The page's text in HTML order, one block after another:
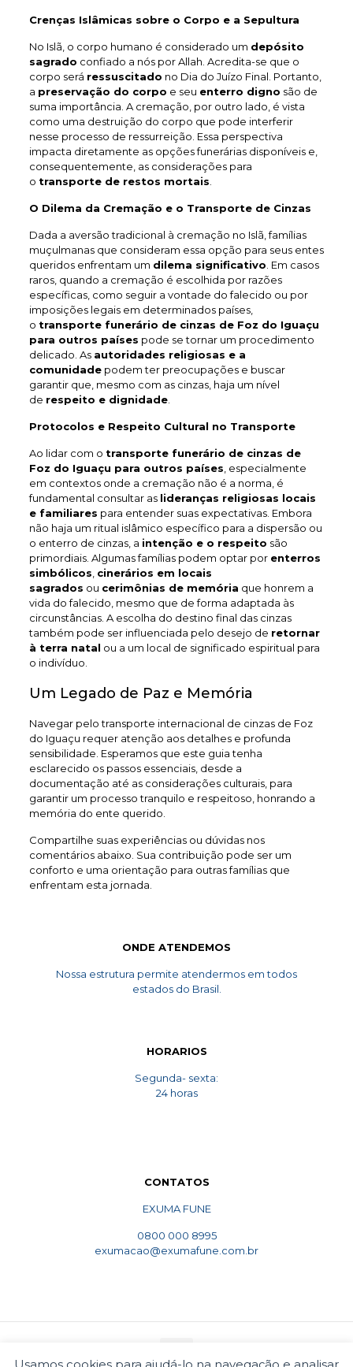
Crenças Islâmicas sobre o Corpo e a Sepultura
No Islã, o corpo humano é considerado um depósito
sagrado confiado a nós por Allah. Acredita-se que o
corpo será ressuscitado no Dia do Juízo Final. Portanto,
a preservação do corpo e seu enterro digno são de
suma importância. A cremação, por outro lado, é vista
como uma destruição do corpo que pode interferir
nesse processo de ressurreição. Essa perspectiva
impacta diretamente as opções funerárias disponíveis e,
consequentemente, as considerações para
o transporte de restos mortais
O Dilema da Cremação e o Transporte de Cinzas
Dada a aversão tradicional à cremação no Islã, famílias
muçulmanas que consideram essa opção para seus entes
queridos enfrentam um dilema significativo . Em casos
raros, quando a cremação é escolhida por razões
específicas, como seguir a vontade do falecido ou por
imposições legais em determinados países,
o transporte funerário de cinzas de Foz do Iguaçu
para outros países pode se tornar um procedimento
delicado. As autoridades religiosas e a
comunidadepodem ter preocupações e buscar
garantir que, mesmo com as cinzas, haja um nível
de respeito e dignidade.
Protocolos e Respeito Cultural no Transporte
Ao lidar com o transporte funerário de cinzas de
Foz do Iguaçu para outros países , especialmente
em contextos onde a cremação não é a norma, é
fundamental consultar as lideranças religiosas locais
e familiares para entender suas expectativas. Embora
não haja um ritual islâmico específico para a dispersão ou
o enterro de cinzas, a intenção e o respeito são
primordiais. Algumas famílias podem optar por enterros
simbólicos cinerários em locais
sagrados ou cerimônias de memória que honrem a
vida do falecido, mesmo que de forma adaptada às
circunstâncias. A escolha do destino final das cinzas
também pode ser influenciada pelo desejo de retornar
à terra natal ou a um local de significado espiritual para
o indivíduo.
Um Legado de Paz e Memória
Navegar pelo transporte internacional de cinzas de Foz
do Iguaçu requer atenção aos detalhes e profunda
sensibilidade. Esperamos que este guia tenha
esclarecido os passos essenciais, desde a
documentação até as considerações culturais, para
garantir um processo tranquilo e respeitoso, honrando a
memória do ente querido.
Compartilhe suas experiências ou dúvidas nos
comentários abaixo. Sua contribuição pode ser um
conforto e uma orientação para outras famílias que
enfrentam esta jornada.
ONDE ATENDEMOS
Nossa estrutura permite atendermos em todos
estados do Brasil.
HORARIOS
Segunda- sexta:
24 horas
CONTATOS
EXUMA FUNE
0800 000 8995
exumacao@exumafune.com.br